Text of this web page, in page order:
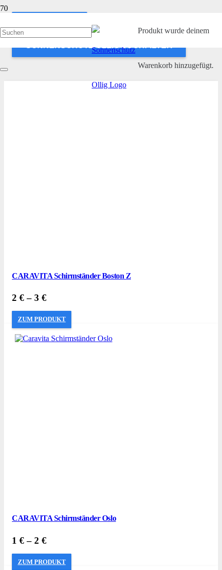
Produktwurde deinem
Warenkorb hinzugefügt.
SONNENSCHUTZ OLLIG SUCHFILTER
CARAVITA Schirmständer Boston Z
2 €– 3 €
ZUM PRODUKT
CARAVITA Schirmständer Oslo
1 €– 2 €
ZUM PRODUKT